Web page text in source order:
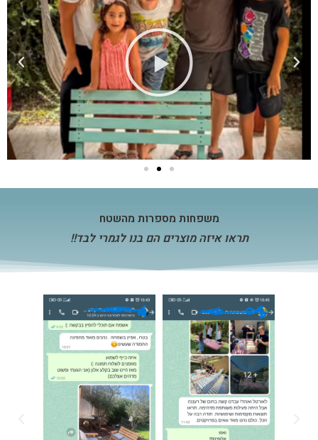
משפחות מספרות מהשטח
תראו איזה מוצרים הם בנו לגמרי לבד!!